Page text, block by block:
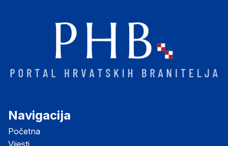
Navigacija
Početna